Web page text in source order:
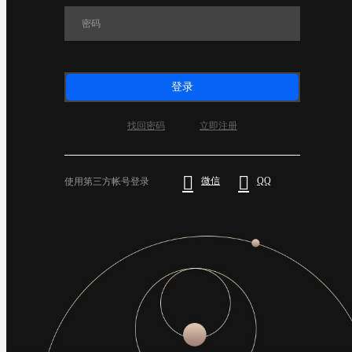
登录
找回密码 立即注册
使用第三方帐号登录  微信  QQ